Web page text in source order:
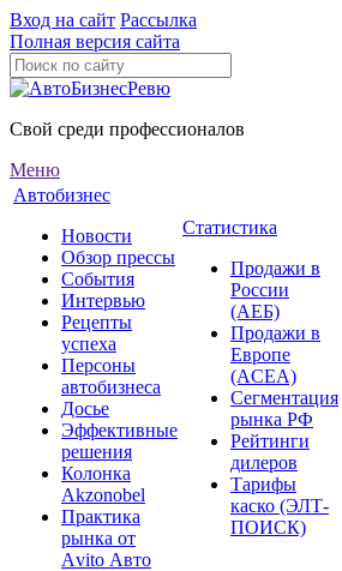
Вход на сайт Рассылка
Полная версия сайта
Свой среди профессионалов
Меню
Автобизнес
Новости
Обзор прессы
События
Интервью
Рецепты
успеха
Персоны
автобизнеса
Досье
Эффективные
решения
Колонка
Akzonobel
Практика
рынка от
Аvito Авто
Статистика
Продажи в
России
(АЕБ)
Продажи в
Европе
(ACEA)
Сегментация
рынка РФ
Рейтинги
дилеров
Тарифы
каско (ЭЛТ-
ПОИСК)